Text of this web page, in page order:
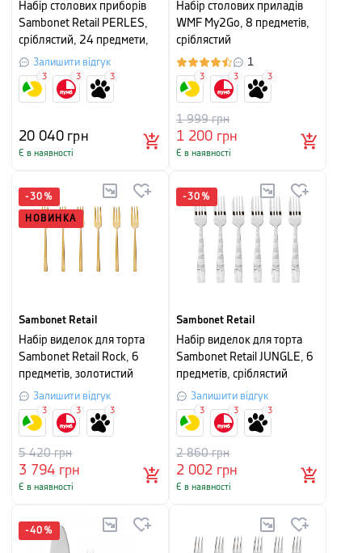
Набір столових приборів
Sambonet Retail PERLES,
сріблястий, 24 предмети,
на 6 персон
Залишити відгук
20 040грн
Є в наявності
3 3 3
Набір столових приладів
WMF My2Go, 8 предметів,
сріблястий
1
1 200 грн
1 999грн
Є в наявності
3 3 3
-30 %
НОВИНКА
Sambonet Retail
Набір виделок для торта
Sambonet Retail Rock, 6
предметів, золотистий
Залишити відгук
3 794 грн
5 420грн
Є в наявності
3 3 3
-30 %
Sambonet Retail
Набір виделок для торта
Sambonet Retail JUNGLE, 6
предметів, сріблястий
Залишити відгук
2 002 грн
2 860грн
Є в наявності
3 3 3
-40 %